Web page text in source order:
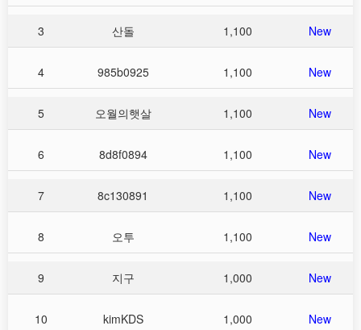
3 산돌 1,100 New
4 985b0925 1,100 New
5 오월의햇살 1,100 New
6 8d8f0894 1,100 New
7 8c130891 1,100 New
8 오투 1,100 New
9 지구 1,000 New
10 kimKDS 1,000 New